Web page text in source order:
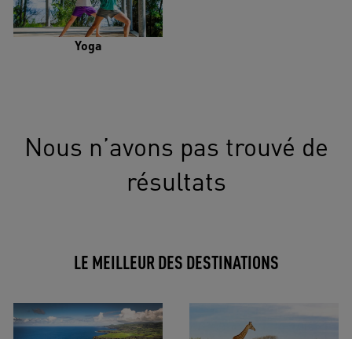
Yoga
Nous n’avons pas trouvé de
résultats
LE MEILLEUR DES DESTINATIONS